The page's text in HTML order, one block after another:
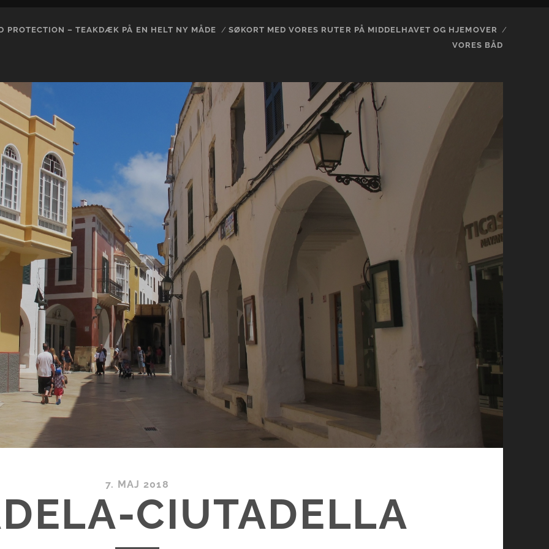
PROTECTION – TEAKDÆK PÅ EN HELT NY MÅDE
SØKORT MED VORES RUTER PÅ MIDDELHAVET OG HJEMOVER
VORES BÅD
7. MAJ 2018
CIUTADELLA